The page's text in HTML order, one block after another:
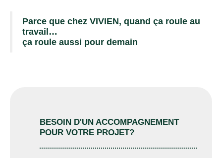
Parce que chez VIVIEN, quand ça roule au
travail…
ça roule aussi pour demain
BESOIN D'UN ACCOMPAGNEMENT
POUR VOTRE PROJET?